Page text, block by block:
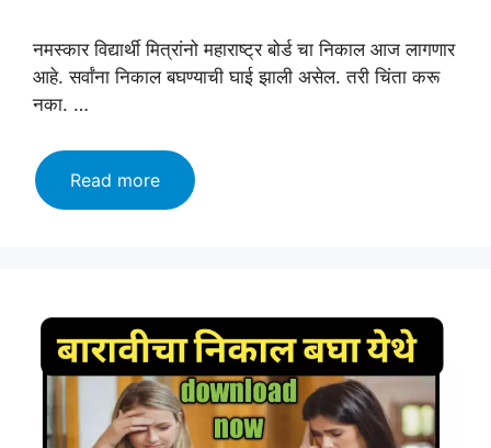
नमस्कार विद्यार्थी मित्रांनो महाराष्ट्र बोर्ड चा निकाल आज लागणार
आहे. सर्वांना निकाल बघण्याची घाई झाली असेल. तरी चिंता करू
नका. …
Read moreMaharashtra
board
निकाल
लागणार
दोन
वाजता!
निकाल